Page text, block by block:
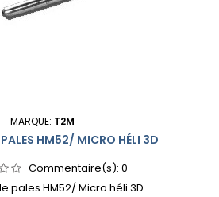
MARQUE: T2M
PALES HM52/ MICRO HÉLI 3D
Commentaire(s): 0
pales HM52/ Micro héli 3D